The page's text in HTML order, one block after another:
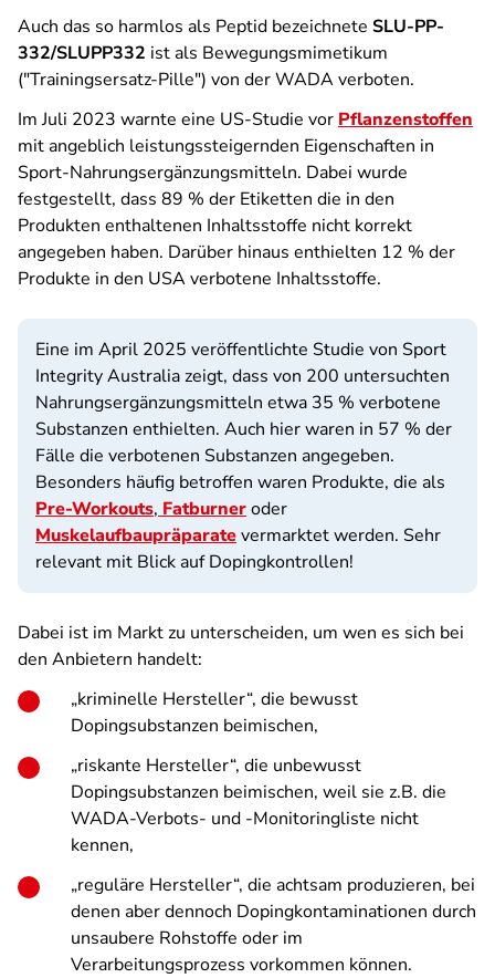
Auch das so harmlos als Peptid bezeichnete SLU-PP-
332/SLUPP332 ist als Bewegungsmimetikum
("Trainingsersatz-Pille") von der WADA verboten.
Im Juli 2023 warnte eine US-Studie vor Pflanzenstoffen
mit angeblich leistungssteigernden Eigenschaften in
Sport-Nahrungsergänzungsmitteln. Dabei wurde
festgestellt, dass 89 % der Etiketten die in den
Produkten enthaltenen Inhaltsstoffe nicht korrekt
angegeben haben. Darüber hinaus enthielten 12 % der
Produkte in den USA verbotene Inhaltsstoffe.
Eine im April 2025 veröffentlichte Studie von Sport
Integrity Australia zeigt, dass von 200 untersuchten
Nahrungsergänzungsmitteln etwa 35 % verbotene
Substanzen enthielten. Auch hier waren in 57 % der
Fälle die verbotenen Substanzen angegeben.
Besonders häufig betroffen waren Produkte, die als
Pre-Workouts, Fatburneroder
Muskelaufbaupräparatevermarktet werden. Sehr
relevant mit Blick auf Dopingkontrollen!
Dabei ist im Markt zu unterscheiden, um wen es sich bei
den Anbietern handelt:
„kriminelle Hersteller“, die bewusst
Dopingsubstanzen beimischen,
„riskante Hersteller“, die unbewusst
Dopingsubstanzen beimischen, weil sie z.B. die
WADA-Verbots- und -Monitoringliste nicht
kennen,
„reguläre Hersteller“, die achtsam produzieren, bei
denen aber dennoch Dopingkontaminationen durch
unsaubere Rohstoffe oder im
Verarbeitungsprozess vorkommen können.